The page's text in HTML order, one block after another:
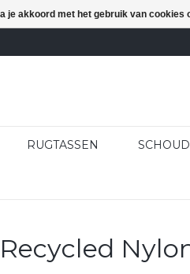
RUGTASSEN
je akkoord met het gebruik van cookies